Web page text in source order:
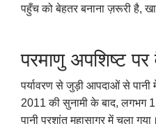
पहुँच को बेहतर बनाना ज़रूरी है,
परमाणु अपशिष्ट
पर्यावरण से जुड़ी आपदाओं से पानी
2011 की सुनामी के बाद, लगभग
पानी प्रशांत महासागर में चला गया।